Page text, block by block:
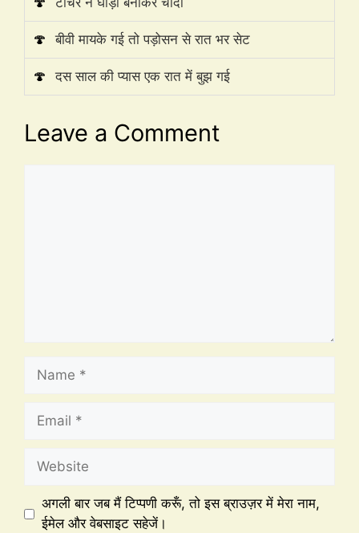
🍄 बीवी मायके गई तो पड़ोसन से रात भर सेट
🍄 दस साल की प्यास एक रात में बुझ गई
Leave a Comment
अगली बार जब मैं टिप्पणी करूँ, तो इस ब्राउज़र में मेरा नाम,
ईमेल और वेबसाइट सहेजें।